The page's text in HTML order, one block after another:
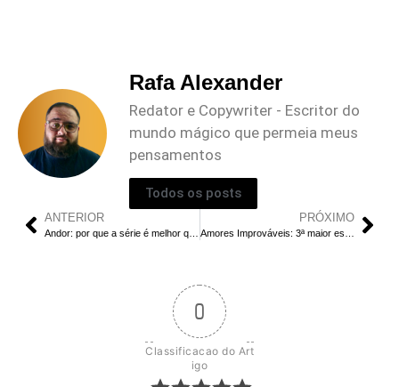
Rafa Alexander
Redator e Copywriter - Escritor do
mundo mágico que permeia meus
pensamentos
Todos os posts
ANTERIOR PRÓXIMO
0
Classificacao do Art
igo